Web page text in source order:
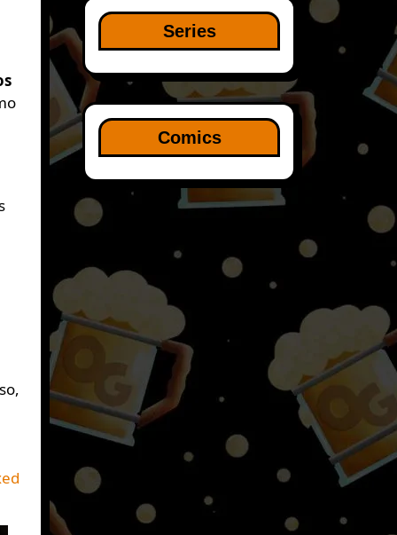
Series
Comics